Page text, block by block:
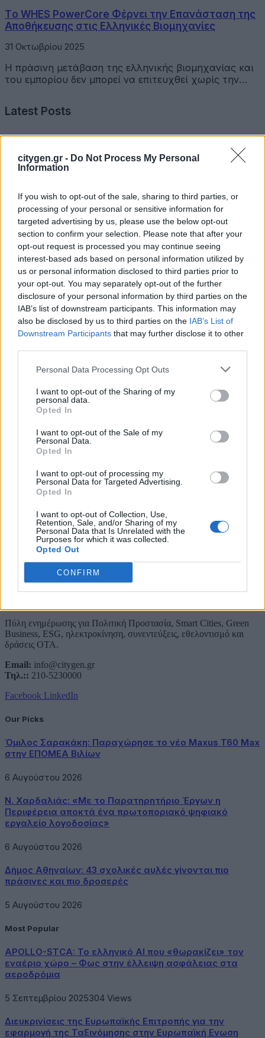
citygen.gr - Do Not Process My Personal
Information
If you wish to opt-out of the sale, sharing to third parties, or
processing of your personal or sensitive information for
targeted advertising by us, please use the below opt-out
section to confirm your selection. Please note that after your
opt-out request is processed you may continue seeing
interest-based ads based on personal information utilized by
us or personal information disclosed to third parties prior to
your opt-out. You may separately opt-out of the further
disclosure of your personal information by third parties on the
IAB’s list of downstream participants. This information may
also be disclosed by us to third parties on the IAB’s List of
Downstream Participants that may further disclose it to other
Personal Data Processing Opt Outs
I want to opt-out of the Sharing of my
personal data.
Opted In
I want to opt-out of the Sale of my
Personal Data.
Opted In
I want to opt-out of processing my
Personal Data for Targeted Advertising.
Opted In
I want to opt-out of Collection, Use,
Retention, Sale, and/or Sharing of my
Personal Data that Is Unrelated with the
Purposes for which it was collected.
Opted Out
CONFIRM
Tο WHES PowerCore Φέρνει την Επανάσταση της
Αποθήκευσης στις Ελληνικές Βιομηχανίες
31 Οκτωβρίου 2025
Η πράσινη μετάβαση της ελληνικής βιομηχανίας και
του εμπορίου δεν μπορεί να επιτευχθεί χωρίς την…
Latest Posts
στην ΕΠΟΜΕΑ Βιλίων
Ν. Χαρδαλιάς: «Με το Παρατηρητήριο Έργων η
Περιφέρεια αποκτά ένα πρωτοποριακό ψηφιακό
εργαλείο λογοδοσίας»
6 Αυγούστου 2026
Δήμος Αθηναίων: 43 σχολικές αυλές γίνονται πιο
πράσινες και πιο δροσερές
5 Αυγούστου 2026
Η FARIA Renewables προχώρησε στην ηλεκτροδότηση
του αιολικού πάρκου Faria Αίολος Λάρυμνα
ΥΠΕΝ: Διευρύνεται ο κατάλογος των
Προστατευόμενων Τοπίων σε 12
Newsletter Citygen.gr
Προστασίας, του ESG, του Green Business και των ΟΤΑ
Συμφωνώ με την Πολιτική Δεδομένων
About Us
Πύλη ενημέρωσης για Πολιτική Προστασία, Smart Cities, Green
Business, ESG, ηλεκτροκίνηση, συνεντεύξεις, εθελοντισμό και
δράσεις ΟΤΑ.
Email: info@citygen.gr
Τηλ.:: 210-5230000
Facebook LinkedIn
Our Picks
Όμιλος Σαρακάκη: Παραχώρησε το νέο Maxus T60 Max
στην ΕΠΟΜΕΑ Βιλίων
6 Αυγούστου 2026
Ν. Χαρδαλιάς: «Με το Παρατηρητήριο Έργων η
Περιφέρεια αποκτά ένα πρωτοποριακό ψηφιακό
εργαλείο λογοδοσίας»
6 Αυγούστου 2026
Δήμος Αθηναίων: 43 σχολικές αυλές γίνονται πιο
πράσινες και πιο δροσερές
5 Αυγούστου 2026
Most Popular
APOLLO-STCA: Το ελληνικό AI που «θωρακίζει» τον
εναέριο χώρο – Φως στην έλλειψη ασφάλειας στα
αεροδρόμια
5 Σεπτεμβρίου 2025304 Views
Διευκρινίσεις της Ευρωπαϊκής Επιτροπής για την
εφαρμογή της Ταξινόμησης στην Ευρωπαϊκή Ενωση